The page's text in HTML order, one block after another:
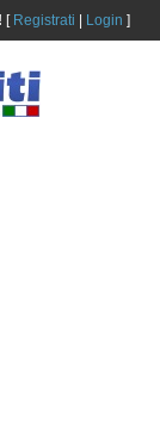
[ Registrati Login ]